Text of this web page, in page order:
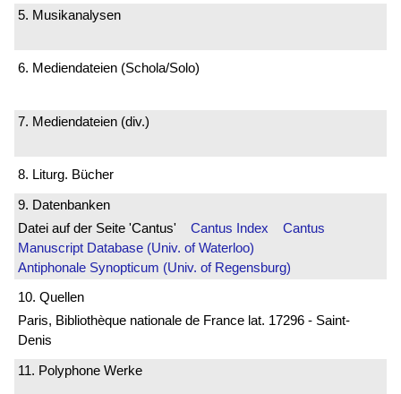
5. Musikanalysen
6. Mediendateien (Schola/Solo)
7. Mediendateien (div.)
8. Liturg. Bücher
9. Datenbanken
Datei auf der Seite 'Cantus' Cantus Index
Cantus
Manuscript Database (Univ. of Waterloo)
Antiphonale Synopticum (Univ. of Regensburg)
10. Quellen
Paris, Bibliothèque nationale de France lat. 17296 - Saint-
Denis
11. Polyphone Werke